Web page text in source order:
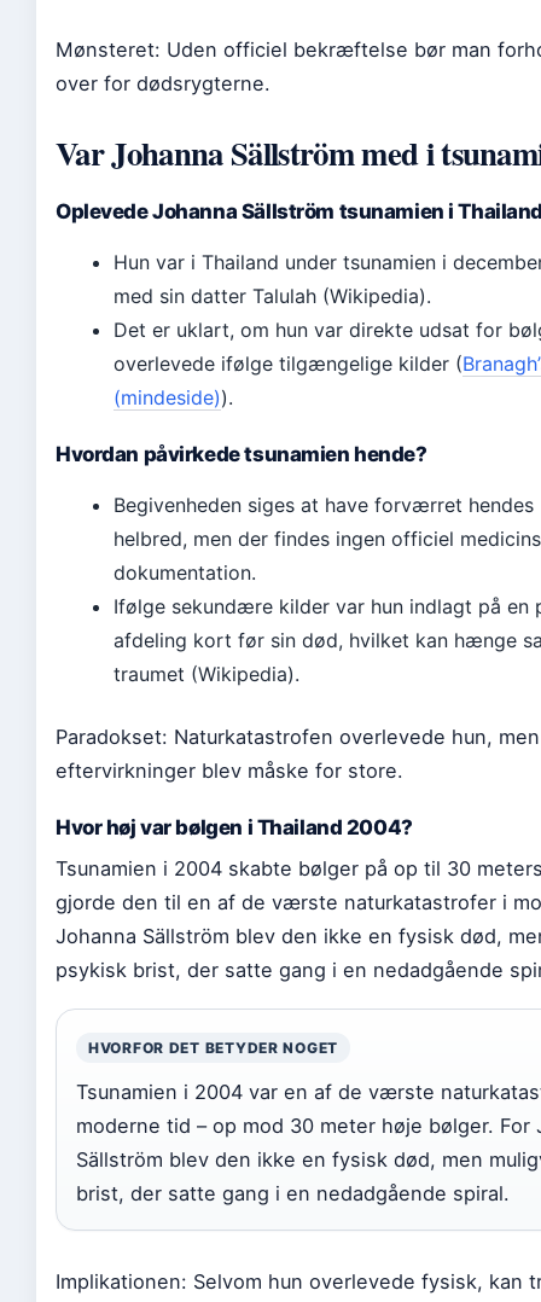
Mønsteret: Uden officiel bekræftelse bør man
over for dødsrygterne.
Var Johanna Sällström med i
Oplevede Johanna Sällström tsunamien i
Hun var i Thailand under tsunamien i
med sin datter Talulah (Wikipedia).
Det er uklart, om hun var direkte udsat for
overlevede ifølge tilgængelige kilder (
(mindeside)).
Hvordan påvirkede tsunamien hende?
Begivenheden siges at have forværret hendes
helbred, men der findes ingen officiel
dokumentation.
Ifølge sekundære kilder var hun indlagt på en
afdeling kort før sin død, hvilket kan hænge
traumet (Wikipedia).
Paradokset: Naturkatastrofen overlevede hun,
eftervirkninger blev måske for store.
Hvor høj var bølgen i Thailand 2004?
Tsunamien i 2004 skabte bølger på op til 30
gjorde den til en af de værste naturkatastrofer i
Johanna Sällström blev den ikke en fysisk død,
psykisk brist, der satte gang i en nedadgående
HVORFOR DET BETYDER NOGET
Tsunamien i 2004 var en af de værste
moderne tid – op mod 30 meter høje bølger. For
Sällström blev den ikke en fysisk død, men
brist, der satte gang i en nedadgående spiral.
Implikationen: Selvom hun overlevede fysisk, kan